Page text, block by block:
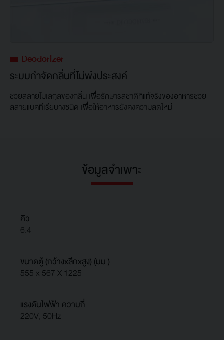
Deodorizer
ระบบกำจัดกลิ่นที่ไม่พึงประสงค์
ช่วยสลายโมเลกุลของกลิ่น เพื่อรักษารสชาติที่แท้จริงของอาหารช่วย
สลายแบคทีเรียบางชนิด เพื่อให้อาหารยังคงความสดใหม่
ข้อมูลจำเพาะ
คิว
6.4
ขนาดตู้ (กว้างxลึกxสูง) (มม.)
555 x 567 X 1225
แรงดันไฟฟ้า ความถี่
220V, 50Hz